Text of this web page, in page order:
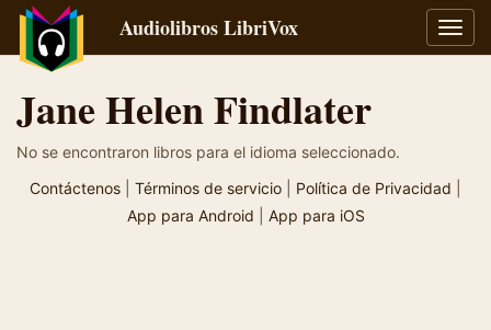
Audiolibros LibriVox
Jane Helen Findlater
No se encontraron libros para el idioma seleccionado.
Contáctenos
Términos de servicio Política de Privacidad
App para Android
App para iOS